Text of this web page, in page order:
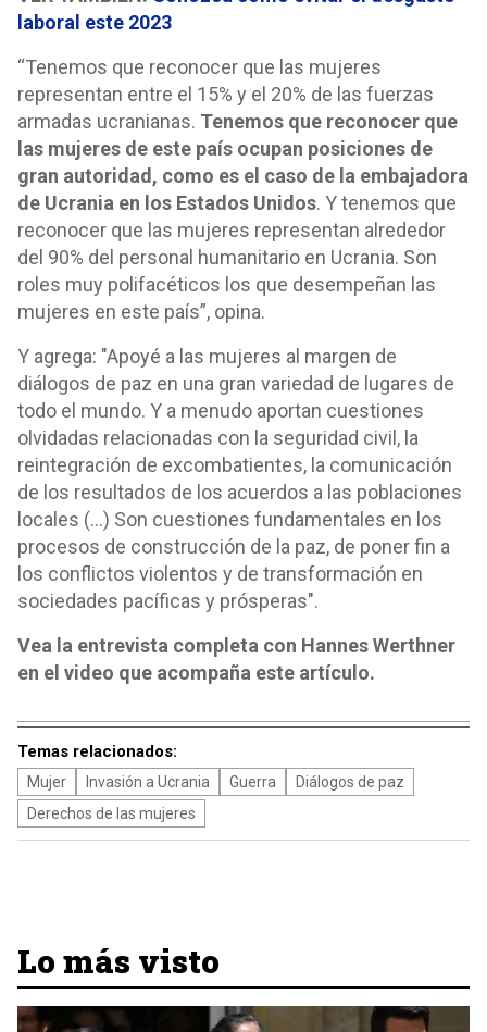
laboral este 2023
“Tenemos que reconocer que las mujeres
representan entre el 15% y el 20% de las fuerzas
armadas ucranianas. Tenemos que reconocer que
las mujeres de este país ocupan posiciones de
gran autoridad, como es el caso de la embajadora
de Ucrania en los Estados Unidos. Y tenemos que
reconocer que las mujeres representan alrededor
del 90% del personal humanitario en Ucrania. Son
roles muy polifacéticos los que desempeñan las
mujeres en este país”, opina.
Y agrega: "Apoyé a las mujeres al margen de
diálogos de paz en una gran variedad de lugares de
todo el mundo. Y a menudo aportan cuestiones
olvidadas relacionadas con la seguridad civil, la
reintegración de excombatientes, la comunicación
de los resultados de los acuerdos a las poblaciones
locales (...) Son cuestiones fundamentales en los
procesos de construcción de la paz, de poner fin a
los conflictos violentos y de transformación en
sociedades pacíficas y prósperas".
Vea la entrevista completa con Hannes Werthner
en el video que acompaña este artículo.
Temas relacionados:
Mujer Invasión a Ucrania Guerra
Diálogos de paz
Derechos de las mujeres
Lo más visto